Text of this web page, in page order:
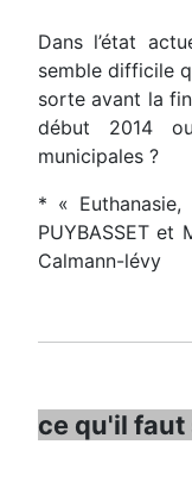
Dans l’état
semble difficile
sorte avant la
début 2014
municipales ?
* «
PUYBASSET et
Calmann-lévy
ce qu'il faut